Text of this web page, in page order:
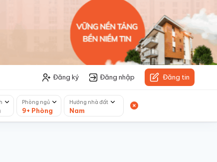
Đăng ký Đăng nhập Đăng tin
Phòng ngủ
9+ Phòng
Hướng nhà đất
Nam